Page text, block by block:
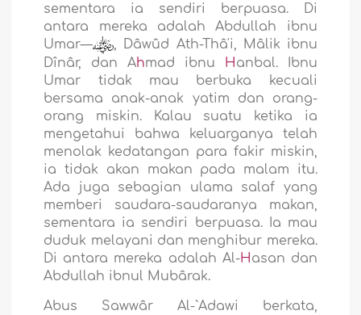
sementara ia sendiri berpuasa. Di
antara mereka adalah Abdullah ibnu
Umar—
, Dâwûd Ath-Thâ'i, Mâlik ibnu
Dînâr, dan Ahmad ibnu Hanbal. Ibnu
Umar tidak mau berbuka kecuali
bersama anak-anak yatim dan orang-
orang miskin. Kalau suatu ketika ia
mengetahui bahwa keluarganya telah
menolak kedatangan para fakir miskin,
ia tidak akan makan pada malam itu.
Ada juga sebagian ulama salaf yang
memberi saudara-saudaranya makan,
sementara ia sendiri berpuasa. Ia mau
duduk melayani dan menghibur mereka.
Di antara mereka adalah Al-Hasan dan
Abdullah ibnul Mubârak.
Abus Sawwâr Al-`Adawi berkata,